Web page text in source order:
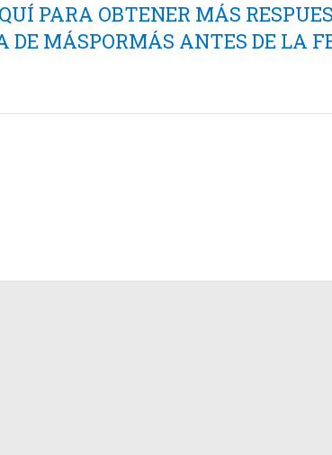
PARA OBTENER MÁS
DE MÁSPORMÁS ANTES DE LA